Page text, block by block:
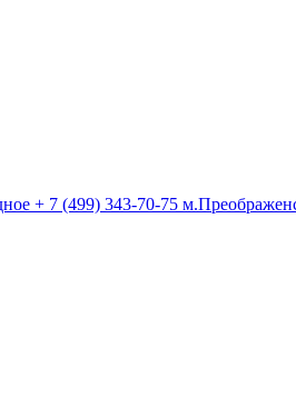
+ 7 (499) 343-70-75